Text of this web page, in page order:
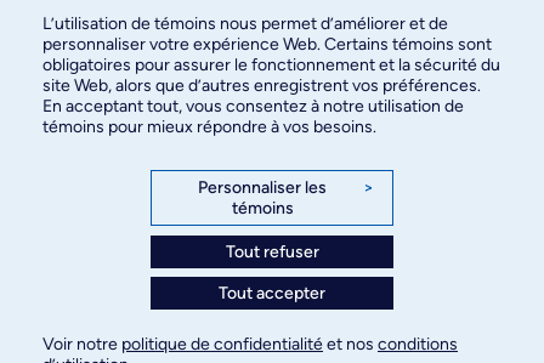
des relations publiques
3744, rue Jean-Brillant, bureau 490
Montréal (Québec) H3T 1P1
Paramètres des témoins
L’utilisation de témoins nous permet d’améliorer et de
personnaliser votre expérience Web. Certains témoins sont
obligatoires pour assurer le fonctionnement et la sécurité du
site Web, alors que d’autres enregistrent vos préférences.
En acceptant tout, vous consentez à notre utilisation de
témoins pour mieux répondre à vos besoins.
Personnaliser les
témoins
>
Tout refuser
Tout accepter
Voir notre politique de confidentialitéet nos conditions